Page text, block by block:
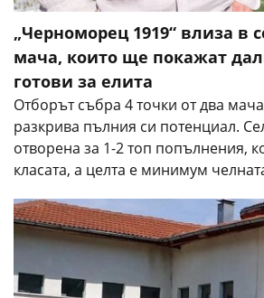
„Черноморец 1919“ влиза в
мача, които ще покажат
готови за елита
Отборът събра 4 точки от два
разкрива пълния си потенциал.
отворена за 1-2 топ попълнения,
класата, а целта е минимум